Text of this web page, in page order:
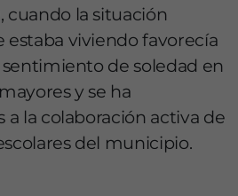
cuando la situación
estaba viviendo favorecía
de soledad en
y se ha
a la colaboración activa de
del municipio.